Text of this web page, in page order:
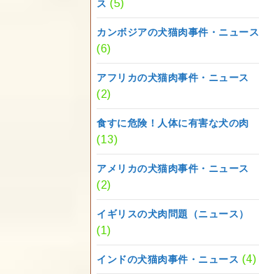
ス (5)
カンボジアの犬猫肉事件・ニュース
(6)
アフリカの犬猫肉事件・ニュース
(2)
食すに危険！人体に有害な犬の肉
(13)
アメリカの犬猫肉事件・ニュース
(2)
イギリスの犬肉問題（ニュース）
(1)
インドの犬猫肉事件・ニュース (4)